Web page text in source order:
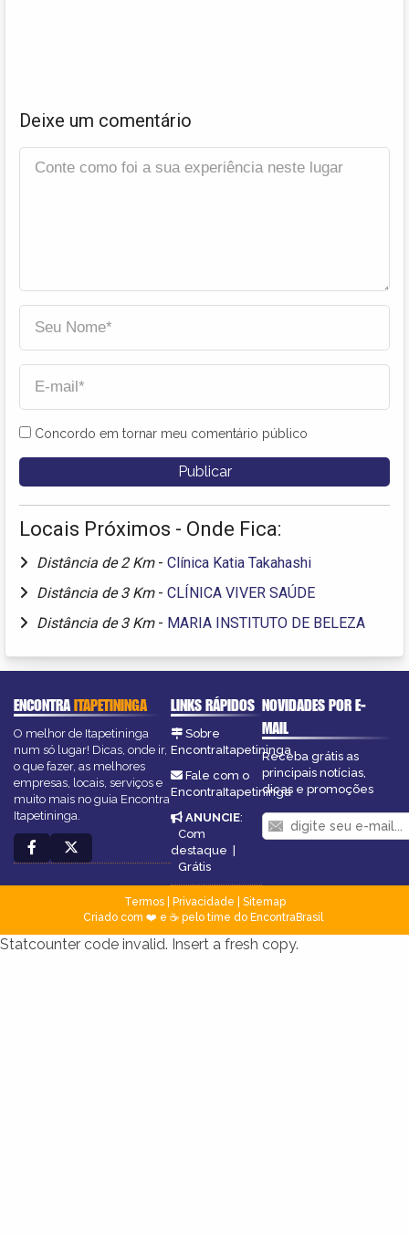
Deixe um comentário
Concordo em tornar meu comentário público
Locais Próximos - Onde Fica:
Distância de 2 Km - Clínica Katia Takahashi
Distância de 3 Km - CLÍNICA VIVER SAÚDE
Distância de 3 Km - MARIA INSTITUTO DE BELEZA
ENCONTRAITAPETININGA
O melhor de Itapetininga
num só lugar! Dicas, onde ir,
o que fazer, as melhores
empresas, locais, serviços e
muito mais no guia Encontra
Itapetininga.
LINKS RÁPIDOS
Sobre
EncontraItapetininga
Fale com o
EncontraItapetininga
ANUNCIE:
Com
destaque |
Grátis
NOVIDADES POR E-
MAIL
Receba grátis as
principais notícias,
dicas e promoções
Termos| Privacidade
Sitemap
Criado com ❤️ e ☕ pelo time do EncontraBrasil
Statcounter code invalid. Insert a fresh copy.